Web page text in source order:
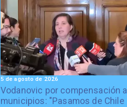
Vodanovic por compensación a
municipios: "Pasamos de Chile
5 de agosto de 2026